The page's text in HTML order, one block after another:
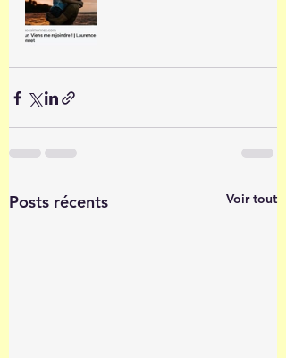
Posts récents Voir tout